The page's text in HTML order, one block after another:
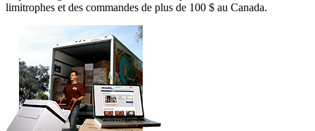
limitrophes et des commandes de plus de 100 $ au Canada.